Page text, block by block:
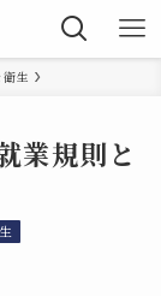
生
業規則と